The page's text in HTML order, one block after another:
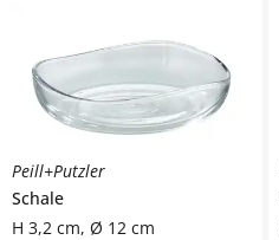
Peill+Putzler
Schale
H 3,2 cm, Ø 12 cm